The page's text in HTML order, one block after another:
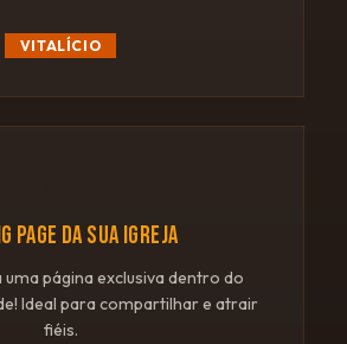
VITALÍCIO
PAGE DA SUA IGREJA
uma página exclusiva dentro do
Ideal para compartilhar e atrair
fiéis.